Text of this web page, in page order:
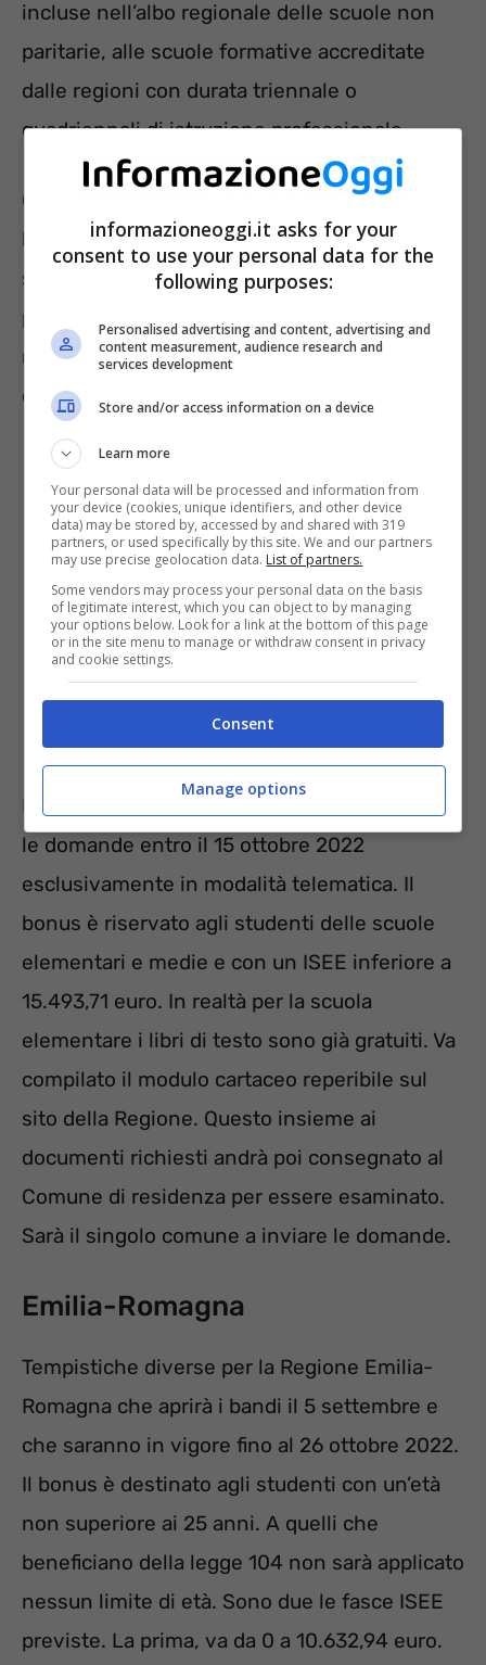
incluse nell’albo regionale delle scuole non
paritarie, alle scuole formative accreditate
dalle regioni con durata triennale o
quadriennali di istruzione professionale.
Come detto in precedenza, in alcune regioni
la domanda del bonus libri scuola è già
scaduta. In altre, invece, c’è ancora la
possibilità di presentare le domande. Le
modalità, le tempistiche e i requisiti possono
cambiano da una regione all’altra.
Lazio
Nel Lazio, per esempio, c’è tempo per inviare
le domande entro il 15 ottobre 2022
esclusivamente in modalità telematica. Il
bonus è riservato agli studenti delle scuole
elementari e medie e con un ISEE inferiore a
15.493,71 euro. In realtà per la scuola
elementare i libri di testo sono già gratuiti. Va
compilato il modulo cartaceo reperibile sul
sito della Regione. Questo insieme ai
documenti richiesti andrà poi consegnato al
Comune di residenza per essere esaminato.
Sarà il singolo comune a inviare le domande.
Emilia-Romagna
Tempistiche diverse per la Regione Emilia-
Romagna che aprirà i bandi il 5 settembre e
che saranno in vigore fino al 26 ottobre 2022.
Il bonus è destinato agli studenti con un’età
non superiore ai 25 anni. A quelli che
beneficiano della legge 104 non sarà applicato
nessun limite di età. Sono due le fasce ISEE
previste. La prima, va da 0 a 10.632,94 euro.
informazioneoggi.it asks for your
consent to use your personal data for the
following purposes:
Personalised advertising and content, advertising and
content measurement, audience research and
services development
Store and/or access information on a device
Learn more
Your personal data will be processed and information from
your device (cookies, unique identifiers, and other device
data) may be stored by, accessed by and shared with 319
partners, or used specifically by this site. We and our partners
may use precise geolocation data. List of partners.
Some vendors may process your personal data on the basis
of legitimate interest, which you can object to by managing
your options below. Look for a link at the bottom of this page
or in the site menu to manage or withdraw consent in privacy
and cookie settings.
Consent
Manage options